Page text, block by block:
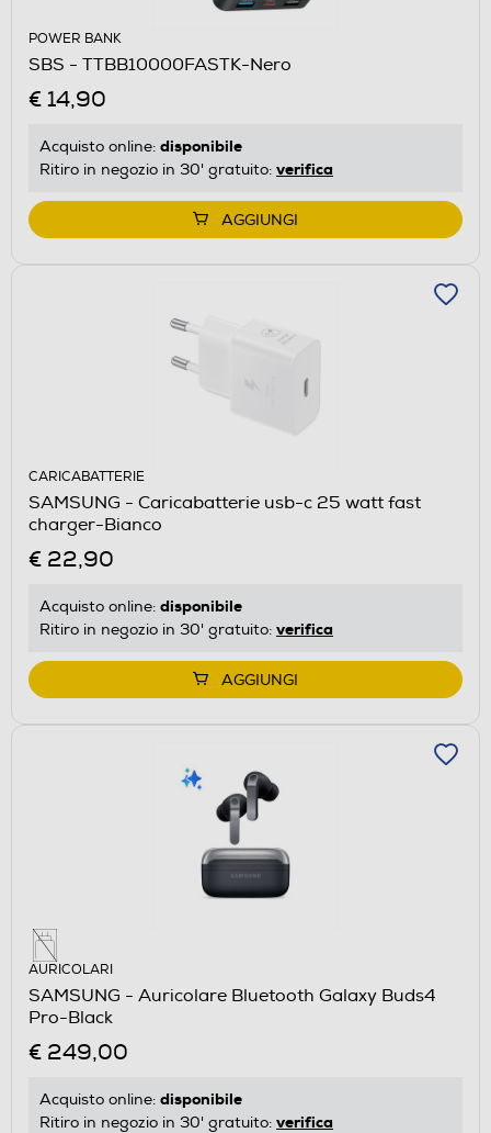
POWER BANK
SBS - TTBB10000FASTK-Nero
€ 14,90
Acquisto online: disponibile
Ritiro in negozio in 30' gratuito: verifica
AGGIUNGI
CARICABATTERIE
SAMSUNG - Caricabatterie usb-c 25 watt fast
charger-Bianco
€ 22,90
Acquisto online: disponibile
Ritiro in negozio in 30' gratuito: verifica
AGGIUNGI
AURICOLARI
SAMSUNG - Auricolare Bluetooth Galaxy Buds4
Pro-Black
€ 249,00
Acquisto online: disponibile
Ritiro in negozio in 30' gratuito: verifica